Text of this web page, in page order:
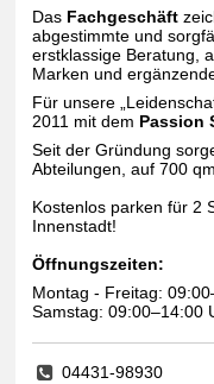
Das Fachgeschäft
abgestimmte und
erstklassige Beratung,
Marken und
Für unsere
2011 mit dem Passion
Seit der Gründung
Abteilungen, auf 700
Kostenlos parken für 2
Innenstadt!
Öffnungszeiten:
Montag - Freitag:
Samstag: 09:00–14:00
04431-98930